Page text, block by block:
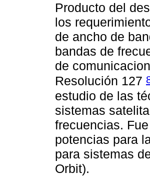
Producto del
los
de ancho de
bandas de
de
Resolución 127
estudio de las
sistemas
frecuencias.
potencias para
para sistemas
Orbit).